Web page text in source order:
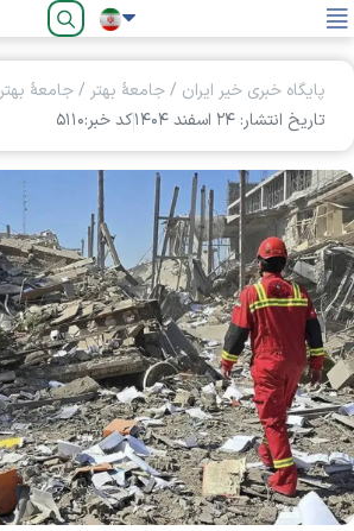
فارسی
پایگاه خبری خیر ایران /جامعۀ بهتر /جامعۀ بهتر
تاریخ انتشار: ۲۴ اسفند ۱۴۰۴
کد خبر:۵۱۱۰